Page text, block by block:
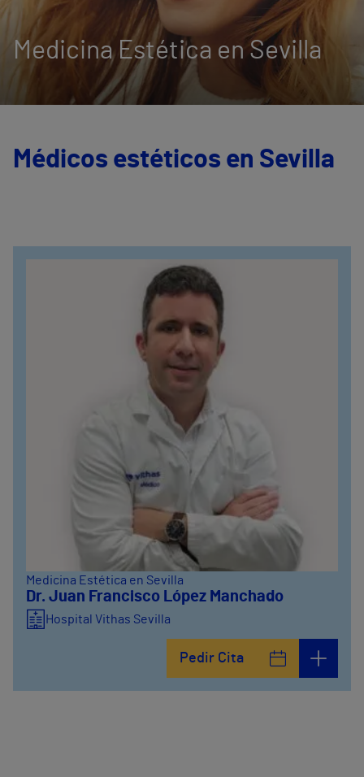
Medicina Estética en Sevilla
Médicos estéticos en Sevilla
Medicina Estética en Sevilla
Dr. Juan Francisco López Manchado
Hospital Vithas Sevilla
Pedir Cita